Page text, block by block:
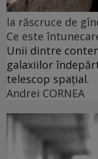
la răscruce de
Ce este
Unii dintre
galaxiilor
telescop spațial.
Andrei CORNEA